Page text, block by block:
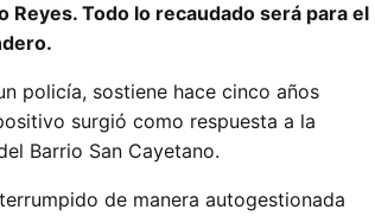
Reyes. Todo lo recaudado será para el
policía, sostiene hace cinco años
surgió como respuesta a la
Barrio San Cayetano.
de manera autogestionada